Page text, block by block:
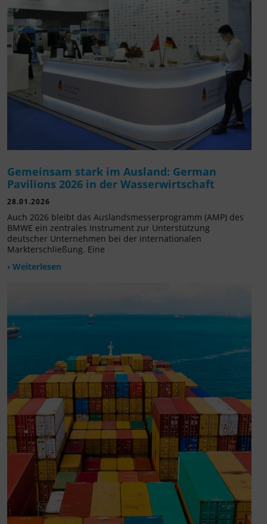
Gemeinsam stark im Ausland: German
Pavilions 2026 in der Wasserwirtschaft
28.01.2026
Auch 2026 bleibt das Auslandsmesserprogramm (AMP) des
BMWE ein zentrales Instrument zur Unterstützung
deutscher Unternehmen bei der internationalen
Markterschließung. Eine
› Weiterlesen